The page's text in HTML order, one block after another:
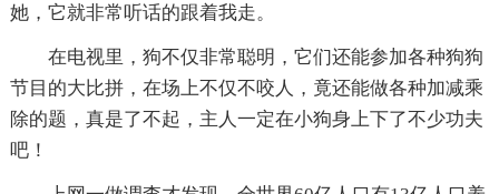
她，它就非常听话的跟着我走。
在电视里，狗不仅非常聪明，它们还能参加各种狗狗
节目的大比拼，在场上不仅不咬人，竟还能做各种加减乘
除的题，真是了不起，主人一定在小狗身上下了不少功夫
吧！